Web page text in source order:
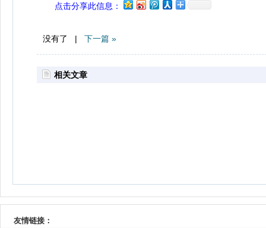
点击分享此信息：
没有了 | 下一篇 »
相关文章
友情链接：